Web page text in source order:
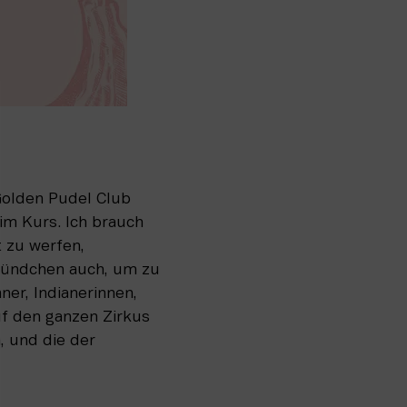
Pudel Club
Kurs. Ich brauch
zu werfen,
auch, um zu
Indianerinnen,
den ganzen Zirkus
und die der